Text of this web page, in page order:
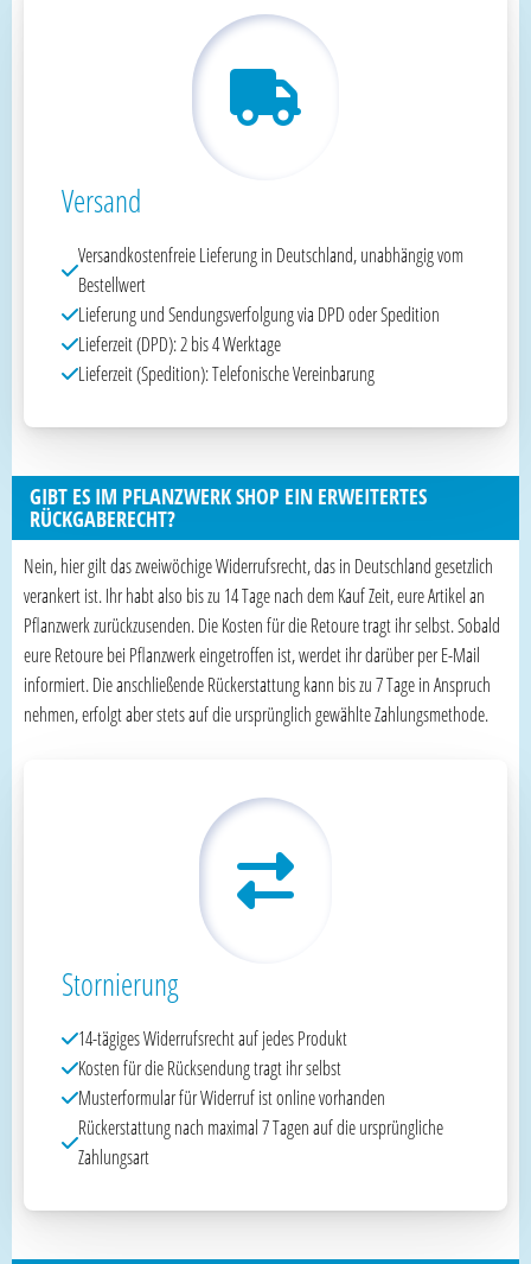
Versand
Versandkostenfreie Lieferung in Deutschland, unabhängig vom
Bestellwert
Lieferung und Sendungsverfolgung via DPD oder Spedition
Lieferzeit (DPD): 2 bis 4 Werktage
Lieferzeit (Spedition): Telefonische Vereinbarung
GIBT ES IM PFLANZWERK SHOP EIN ERWEITERTES
RÜCKGABERECHT?
Nein, hier gilt das zweiwöchige Widerrufsrecht, das in Deutschland gesetzlich
verankert ist. Ihr habt also bis zu 14 Tage nach dem Kauf Zeit, eure Artikel an
Pflanzwerk zurückzusenden. Die Kosten für die Retoure tragt ihr selbst. Sobald
eure Retoure bei Pflanzwerk eingetroffen ist, werdet ihr darüber per E-Mail
informiert. Die anschließende Rückerstattung kann bis zu 7 Tage in Anspruch
nehmen, erfolgt aber stets auf die ursprünglich gewählte Zahlungsmethode.
Stornierung
14-tägiges Widerrufsrecht auf jedes Produkt
Kosten für die Rücksendung tragt ihr selbst
Musterformular für Widerruf ist online vorhanden
Rückerstattung nach maximal 7 Tagen auf die ursprüngliche
Zahlungsart